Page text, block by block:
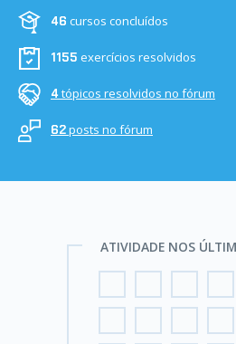
46 cursos concluídos
1155 exercícios resolvidos
4tópicos resolvidos no fórum
62posts no fórum
ATIVIDADE NOS